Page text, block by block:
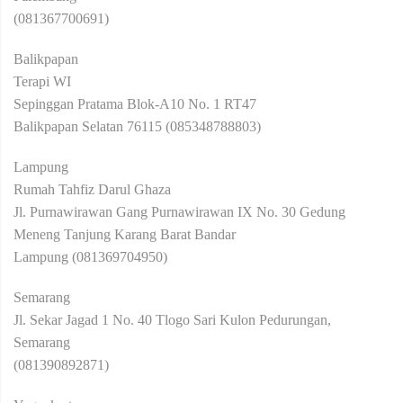
(081367700691)
Balikpapan
Terapi WI
Sepinggan Pratama Blok-A10 No. 1 RT47
Balikpapan Selatan 76115 (085348788803)
Lampung
Rumah Tahfiz Darul Ghaza
Jl. Purnawirawan Gang Purnawirawan IX No. 30 Gedung
Meneng Tanjung Karang Barat Bandar
Lampung (081369704950)
Semarang
Jl. Sekar Jagad 1 No. 40 Tlogo Sari Kulon Pedurungan,
Semarang
(081390892871)